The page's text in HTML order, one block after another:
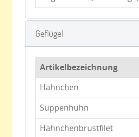
Geflügel
Artikelbezeichnung
Hähnchen
Suppenhuhn
Hähnchenbrustfilet